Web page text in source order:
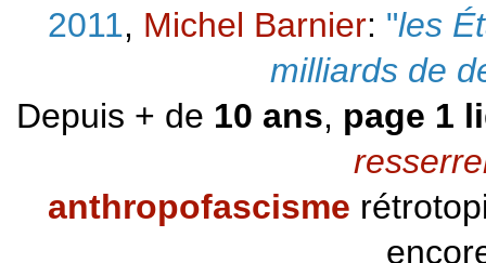
2011, Michel Barnier: "les
milliards de
Depuis + de 10 ans, page 1
anthropofascisme